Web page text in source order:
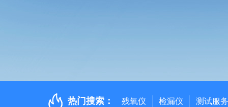
热门搜索： 残氧仪 检漏仪 测试服务